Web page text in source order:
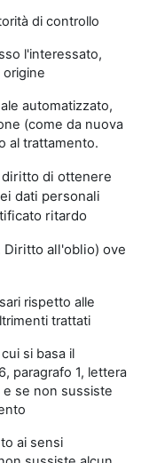
di controllo
l'interessato,
automatizzato,
(come da nuova
al trattamento.
di ottenere
dati personali
ritardo
Diritto all'oblio) ove
rispetto alle
trattati
si basa il
paragrafo 1, lettera
e se non sussiste
ai sensi